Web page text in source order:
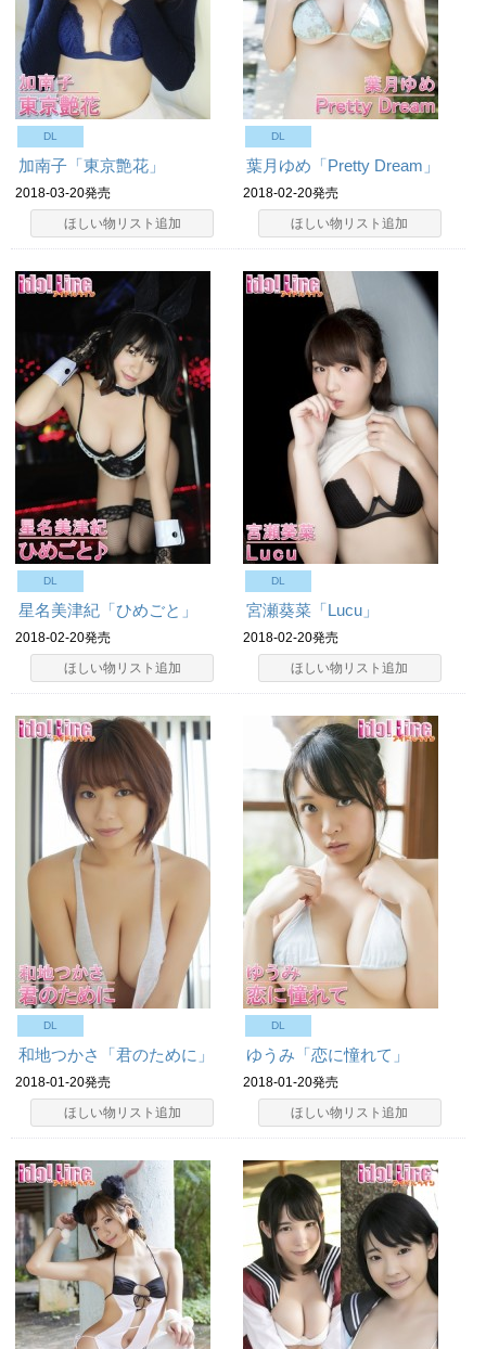
DL
加南子「東京艶花」
2018-03-20発売
ほしい物リスト追加
DL
葉月ゆめ「Pretty Dream」
2018-02-20発売
ほしい物リスト追加
DL
星名美津紀「ひめごと」
2018-02-20発売
ほしい物リスト追加
DL
宮瀬葵菜「Lucu」
2018-02-20発売
ほしい物リスト追加
DL
和地つかさ「君のために」
2018-01-20発売
ほしい物リスト追加
DL
ゆうみ「恋に憧れて」
2018-01-20発売
ほしい物リスト追加